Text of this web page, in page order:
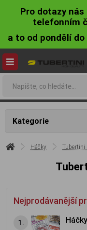
Pro dotazy
telefonním
a to od pondělí
Kategorie
Háčky Tubertini
Nejprodávanější
1.